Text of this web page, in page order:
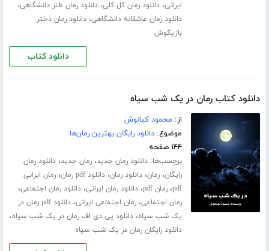
ایرانی،دانلود رمان کل کلی،دانلود رمان طنز دانشگاهی،
دانلود رمان عاشقانه دانشگاهی،دانلود رمان دختر
بازیگوش
دانلود کتاب
دانلود کتاب رمان در یک شب سیاه
از: محمود کیانوش
موضوع:دانلود رایگان بهترین رمان‌ها
۱۴۴ صفحه
برچسب‌ها:دانلود رمان جدید،رمان جدید،دانلود رمان
رایگان،رمان،دانلود رمان،دانلود pdf رمان ،رمان ایرانی
pdf،رمان pdf ،دانلود رمان ایرانی،دانلود رمان اجتماعی،
رمان اجتماعی،رمان اجتماعی ایرانی،
دانلود pdf رمان در
یک شب سیاه،دانلود پی دی اف رمان در یک شب سیاه،
دانلود رایگان رمان در یک شب سیاه